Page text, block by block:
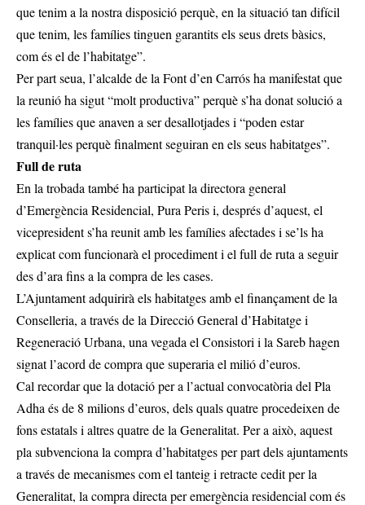
que tenim a la nostra disposició perquè, en la situació tan difícil
que tenim, les famílies tinguen garantits els seus drets bàsics,
com és el de l’habitatge”.
Per part seua, l’alcalde de la Font d’en Carrós ha manifestat que
la reunió ha sigut “molt productiva” perquè s’ha donat solució a
les famílies que anaven a ser desallotjades i “poden estar
tranquil·les perquè finalment seguiran en els seus habitatges”.
Full de ruta
En la trobada també ha participat la directora general
d’Emergència Residencial, Pura Peris i, després d’aquest, el
vicepresident s’ha reunit amb les famílies afectades i se’ls ha
explicat com funcionarà el procediment i el full de ruta a seguir
des d’ara fins a la compra de les cases.
L’Ajuntament adquirirà els habitatges amb el finançament de la
Conselleria, a través de la Direcció General d’Habitatge i
Regeneració Urbana, una vegada el Consistori i la Sareb hagen
signat l’acord de compra que superaria el milió d’euros.
Cal recordar que la dotació per a l’actual convocatòria del Pla
Adha és de 8 milions d’euros, dels quals quatre procedeixen de
fons estatals i altres quatre de la Generalitat. Per a això, aquest
pla subvenciona la compra d’habitatges per part dels ajuntaments
a través de mecanismes com el tanteig i retracte cedit per la
Generalitat, la compra directa per emergència residencial com és